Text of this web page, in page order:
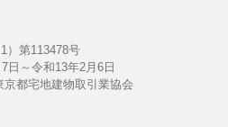
）第113478号
日～令和13年2月6日
都宅地建物取引業協会